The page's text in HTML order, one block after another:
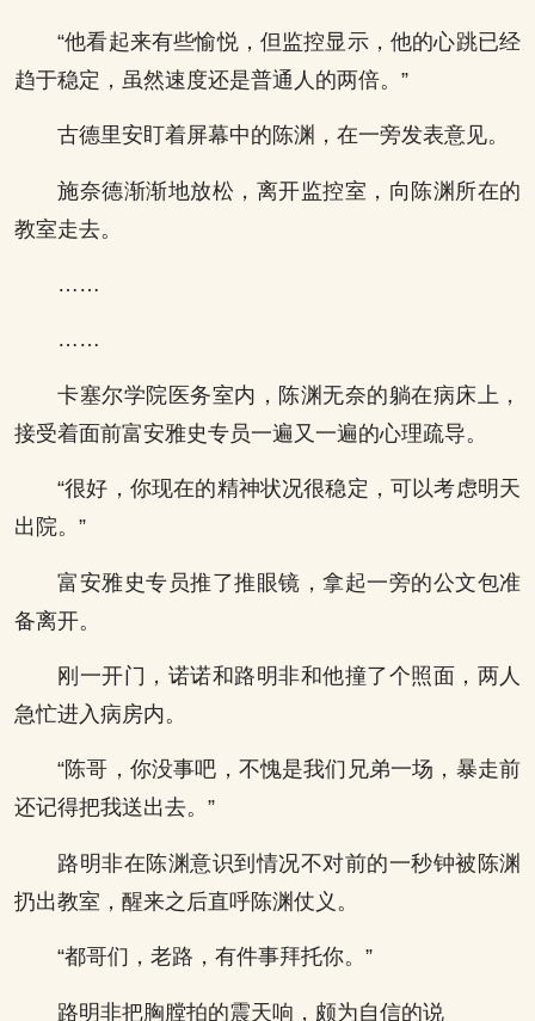
“他看起来有些愉悦，但监控显示，他的心跳已经
趋于稳定，虽然速度还是普通人的两倍。”
古德里安盯着屏幕中的陈渊，在一旁发表意见。
施奈德渐渐地放松，离开监控室，向陈渊所在的
教室走去。
……
……
卡塞尔学院医务室内，陈渊无奈的躺在病床上，
接受着面前富安雅史专员一遍又一遍的心理疏导。
“很好，你现在的精神状况很稳定，可以考虑明天
出院。”
富安雅史专员推了推眼镜，拿起一旁的公文包准
备离开。
刚一开门，诺诺和路明非和他撞了个照面，两人
急忙进入病房内。
“陈哥，你没事吧，不愧是我们兄弟一场，暴走前
还记得把我送出去。”
路明非在陈渊意识到情况不对前的一秒钟被陈渊
扔出教室，醒来之后直呼陈渊仗义。
“都哥们，老路，有件事拜托你。”
路明非把胸膛拍的震天响，颇为自信的说